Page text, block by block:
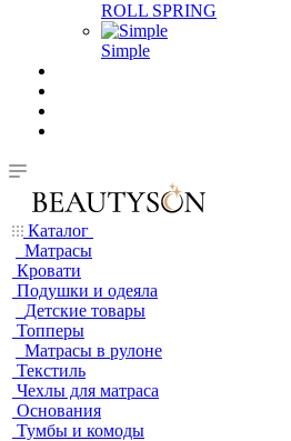
ROLL SPRING
Simple
Каталог
Матрасы
Кровати
Подушки и одеяла
Детские товары
Топперы
Матрасы в рулоне
Текстиль
Чехлы для матраса
Основания
Тумбы и комоды